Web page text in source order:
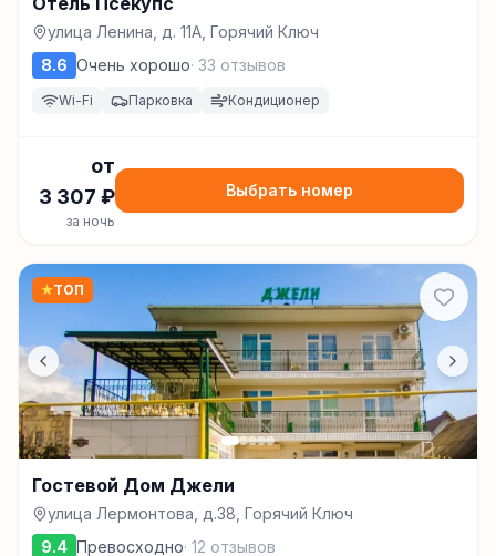
улица Ленина, д. 11А, Горячий Ключ
8.6 Очень хорошо· 33 отзывов
Wi-Fi Парковка Кондиционер
от
3 307 ₽
за ночь
Выбрать номер
★ТОП
Гостевой Дом Джели
улица Лермонтова, д.38, Горячий Ключ
9.4 Превосходно· 12 отзывов